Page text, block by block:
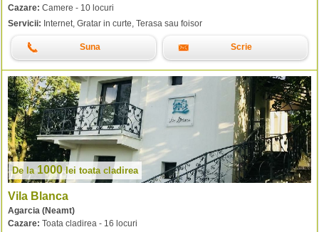
Cazare: Camere - 10 locuri
Servicii: Internet, Gratar in curte, Terasa sau foisor
Suna Scrie
De la1000lei toata cladirea
Vila Blanca
Agarcia (Neamt)
Cazare: Toata cladirea - 16 locuri